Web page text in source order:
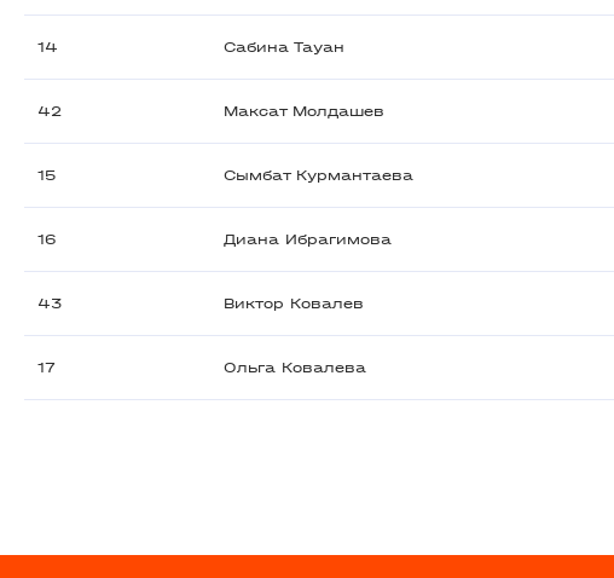
14 Сабина Тауан
42 Максат Молдашев
15 Сымбат Курмантаева
16 Диана Ибрагимова
43 Виктор Ковалев
17 Ольга Ковалева